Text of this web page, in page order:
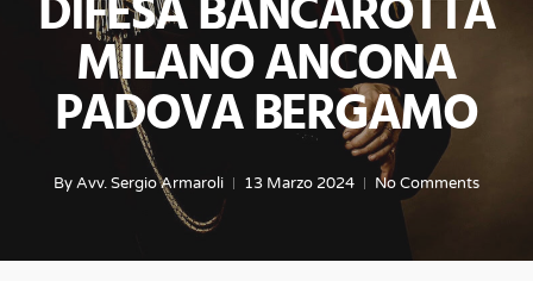
MILANO ANCONA
PADOVA BERGAMO
ByAvv. Sergio Armaroli 13 Marzo 2024 No Comments